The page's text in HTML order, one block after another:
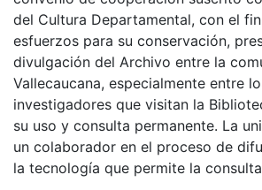
del Cultura Departamental, con el
esfuerzos para su conservación,
divulgación del Archivo entre la
Vallecaucana, especialmente entre
investigadores que visitan la
su uso y consulta permanente. La
un colaborador en el proceso de
la tecnología que permite la